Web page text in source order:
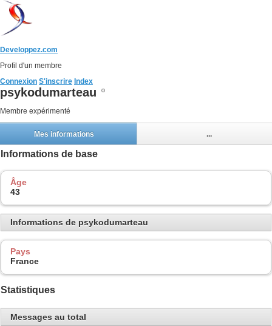
Developpez.com
Profil d'un membre
Connexion S'inscrire Index
psykodumarteau
Membre expérimenté
Mes informations ...
Informations de base
Âge
43
Informations de psykodumarteau
Pays
France
Statistiques
Messages au total